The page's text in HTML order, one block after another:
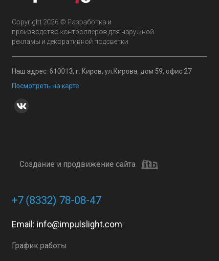
Copyright 2026 © Разработка и
производство контроллеров для наружной
рекламы и декоративной подсветки
Наш адрес: 610013, г. Киров, ул.Кирова, дом 59, офис 27
Посмотреть на карте
Создание и продвижение сайта
+7 (8332) 78-08-47
Email: info@impulslight.com
График работы